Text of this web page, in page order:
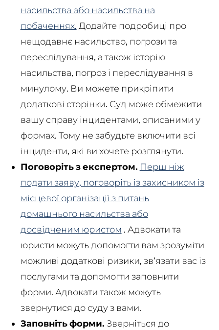
насильства або насильства на
побаченнях. Додайте подробиці про
нещодавнє насильство, погрози та
переслідування, а також історію
насильства, погроз і переслідування в
минулому. Ви можете прикріпити
додаткові сторінки. Суд може обмежити
вашу справу інцидентами, описаними у
формах. Тому не забудьте включити всі
інциденти, які ви хочете розглянути.
Поговоріть з експертом. Перш ніж
подати заяву, поговоріть із захисником із
місцевої організації з питань
домашнього насильства або
досвідченим юристом . Адвокати та
юристи можуть допомогти вам зрозуміти
можливі додаткові ризики, зв’язати вас із
послугами та допомогти заповнити
форми. Адвокати також можуть
звернутися до суду з вами.
Заповніть форми. Зверніться до